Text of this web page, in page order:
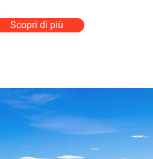
Scopri di più